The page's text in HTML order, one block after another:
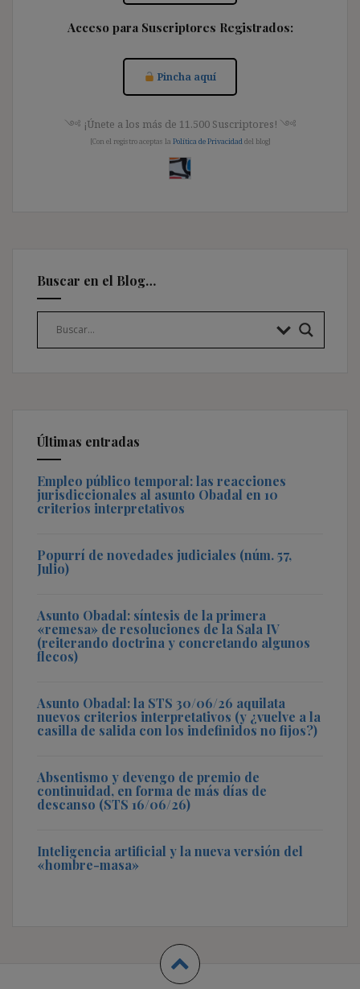
Acceso para Suscriptores Registrados:
Pincha aquí
༺ ¡Únete a los más de 11.500 Suscriptores! ༺
[Con el registro aceptas la Política de Privacidad del blog]
Buscar en el Blog…
Últimas entradas
Empleo público temporal: las reacciones
jurisdiccionales al asunto Obadal en 10
criterios interpretativos
Popurrí de novedades judiciales (núm. 57,
Julio)
Asunto Obadal: síntesis de la primera
«remesa» de resoluciones de la Sala IV
(reiterando doctrina y concretando algunos
flecos)
Asunto Obadal: la STS 30/06/26 aquilata
nuevos criterios interpretativos (y ¿vuelve a la
casilla de salida con los indefinidos no fijos?)
Absentismo y devengo de premio de
continuidad, en forma de más días de
descanso (STS 16/06/26)
Inteligencia artificial y la nueva versión del
«hombre-masa»